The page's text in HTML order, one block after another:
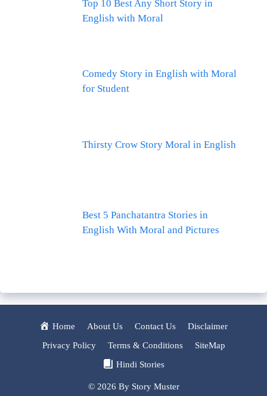
Top 10 Best Any Short Story in
English with Moral
Comedy Story in English with Moral
for Student
Thirsty Crow Story Moral in English
Best 5 Panchatantra Stories in
English With Moral and Pictures
Home About Us Contact Us
Disclaimer
Privacy Policy
Terms & Conditions
SiteMap
Hindi Stories
© 2026 By Story Muster